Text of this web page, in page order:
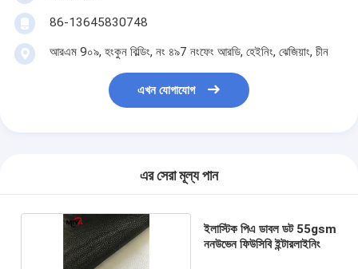
86-13645830748
আরএম 9০৯, হংকুন বিল্ডিং, নং ৪৯7 নংফেং আরডি, হেইনিং, ঝেজিয়াং, চীন
এখন যোগাযোগ
এর সেরা মূল্য পান
ইলাস্টিক পিএ ডাবল ডট 55gsm
ননউভেন ফিউসিবি ইন্টারলাইনিং